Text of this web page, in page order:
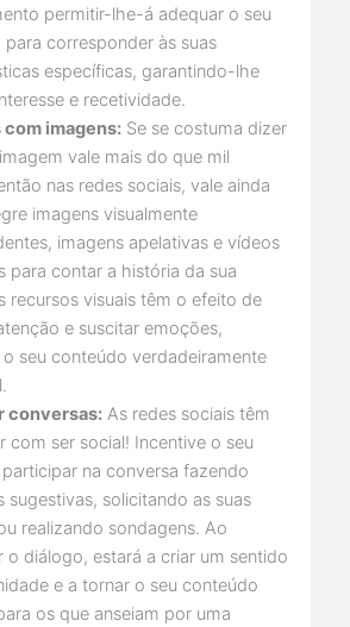
permitir-lhe-á adequar o seu
corresponder às suas
específicas, garantindo-lhe
e recetividade.
imagens: Se se costuma dizer
vale mais do que mil
nas redes sociais, vale ainda
imagens visualmente
imagens apelativas e vídeos
para contar a história da sua
recursos visuais têm o efeito de
e suscitar emoções,
seu conteúdo verdadeiramente
conversas: As redes sociais têm
com ser social! Incentive o seu
na conversa fazendo
sugestivas, solicitando as suas
realizando sondagens. Ao
o diálogo, estará a criar um sentido
e a tornar o seu conteúdo
os que anseiam por uma